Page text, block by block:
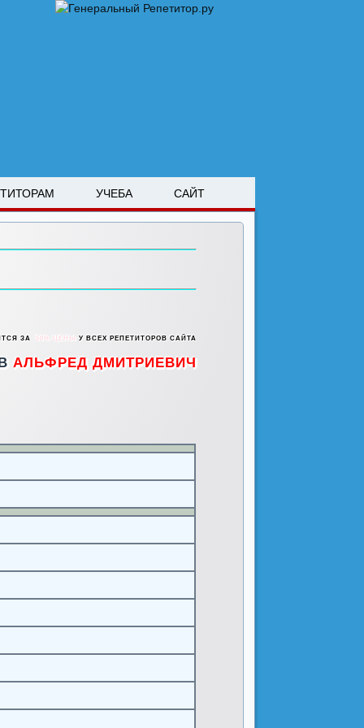
УЧЕБА САЙТ
ЗА 50% ЦЕНЫ У ВСЕХ РЕПЕТИТОРОВ САЙТА
АЛЬФРЕД ДМИТРИЕВИЧ